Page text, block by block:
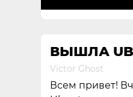
ВЫШЛА
Victor Ghost
Всем привет!